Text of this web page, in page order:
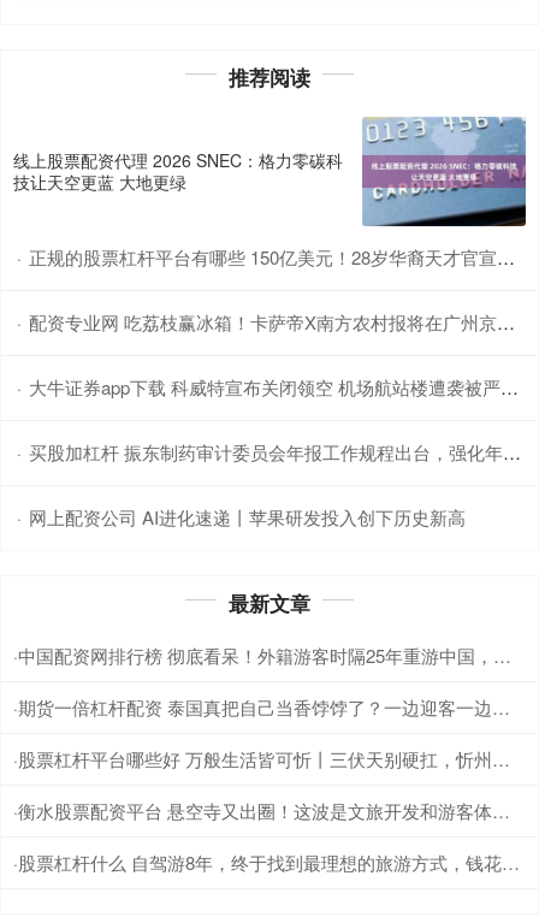
推荐阅读
线上股票配资代理 2026 SNEC：格力零碳科
技让天空更蓝 大地更绿
· 正规的股票杠杆平台有哪些 150亿美元！28岁华裔天才官宣加入Meta，扎克伯格掀翻AI牌桌！
· 配资专业网 吃荔枝赢冰箱！卡萨帝X南方农村报将在广州京东MALL举行神鲜盒推广活动
· 大牛证券app下载 科威特宣布关闭领空 机场航站楼遭袭被严重损毁 现场多人受伤！
· 买股加杠杆 振东制药审计委员会年报工作规程出台，强化年报审计监督
· 网上配资公司 AI进化速递丨苹果研发投入创下历史新高
最新文章
· 中国配资网排行榜 彻底看呆！外籍游客时隔25年重游中国，脱口感叹：完全不敢认了
· 期货一倍杠杆配资 泰国真把自己当香饽饽了？一边迎客一边下逐客，286万中国人赴泰，没中
· 股票杠杆平台哪些好 万般生活皆可忻丨三伏天别硬扛，忻州避暑有“凉方”
· 衡水股票配资平台 悬空寺又出圈！这波是文旅开发和游客体验的双赢
· 股票杠杆什么 自驾游8年，终于找到最理想的旅游方式，钱花得少人也玩得舒服